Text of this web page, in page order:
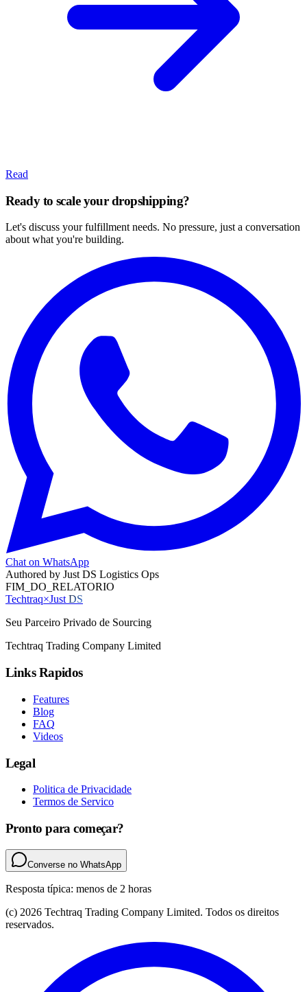
Read
Ready to scale your dropshipping?
Let's discuss your fulfillment needs. No pressure, just a conversation
about what you're building.
Chat on WhatsApp
Authored by Just DS Logistics Ops
FIM_DO_RELATORIO
Techtraq×Just DS
Seu Parceiro Privado de Sourcing
Techtraq Trading Company Limited
Links Rapidos
Features
Blog
FAQ
Videos
Legal
Politica de Privacidade
Termos de Servico
Pronto para começar?
Converse no WhatsApp
Resposta típica: menos de 2 horas
(c) 2026 Techtraq Trading Company Limited. Todos os direitos
reservados.